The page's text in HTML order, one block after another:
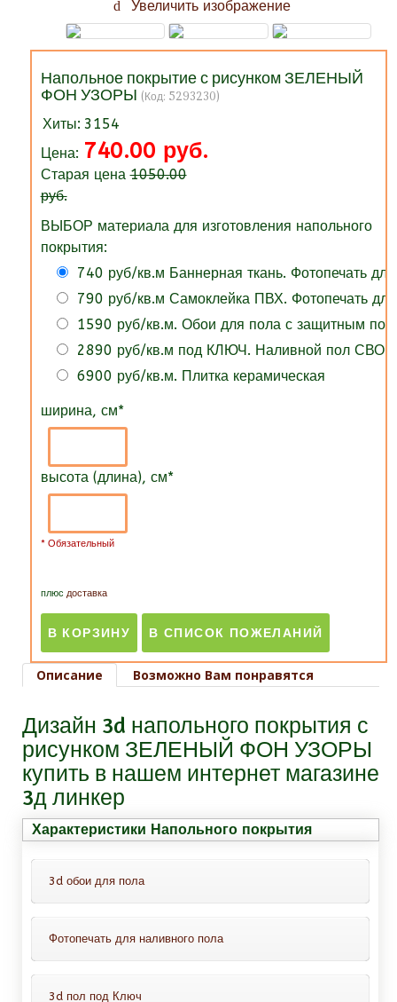
Увеличить изображение
Напольное покрытие с рисунком ЗЕЛЕНЫЙ
ФОН УЗОРЫ (Код: 5293230)
Хиты: 3154
Цена: 740.00 руб.
Старая цена1050.00
руб.
ВЫБОР материала для изготовления напольного
покрытия:
740 руб/кв.м Баннерная ткань. Фотопечать
790 руб/кв.м Самоклейка ПВХ. Фотопечать
1590 руб/кв.м. Обои для пола с защитным
2890 руб/кв.м под КЛЮЧ. Наливной пол
6900 руб/кв.м. Плитка керамическая
ширина, см*
высота (длина), см*
* Обязательный
плюс доставка
Описание Возможно Вам понравятся
Дизайн 3d напольного покрытия с
рисунком ЗЕЛЕНЫЙ ФОН УЗОРЫ
купить в нашем интернет магазине
3д линкер
Характеристики Напольного покрытия
3d обои для пола
просто приклеить их на пол. Можно
Фотопечать для наливного пола
Это декоративный слой с фотопечатью
3d пол под Ключ